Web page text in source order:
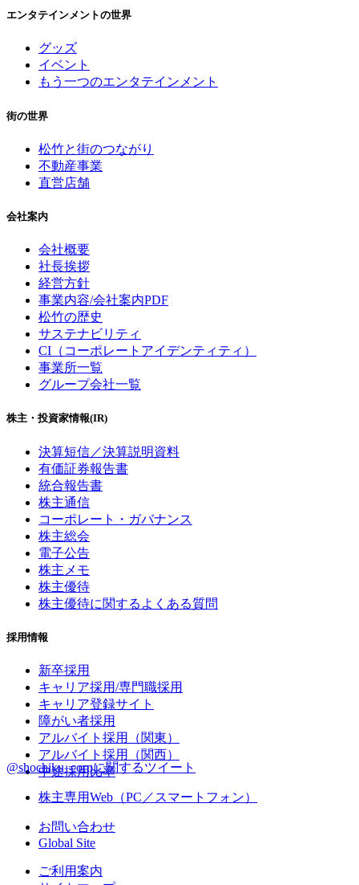
エンタテインメントの世界
グッズ
イベント
もう一つのエンタテインメント
街の世界
松竹と街のつながり
不動産事業
直営店舗
会社案内
会社概要
社長挨拶
経営方針
事業内容/会社案内PDF
松竹の歴史
サステナビリティ
CI（コーポレートアイデンティティ）
事業所一覧
グループ会社一覧
株主・投資家情報(IR)
決算短信／決算説明資料
有価証券報告書
統合報告書
株主通信
コーポレート・ガバナンス
株主総会
電子公告
株主メモ
株主優待
株主優待に関するよくある質問
採用情報
新卒採用
キャリア採用/専門職採用
キャリア登録サイト
障がい者採用
アルバイト採用（関東）
アルバイト採用（関西）
中途採用比率
@shochiku_corpに関するツイート
株主専用Web（PC／スマートフォン）
お問い合わせ
Global Site
ご利用案内